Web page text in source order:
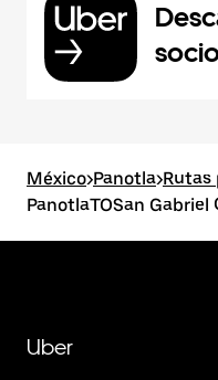
México>Panotla>Rutas
PanotlaTOSan Gabriel
Uber